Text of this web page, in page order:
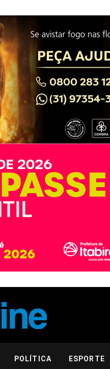
POLÍTICA ESPORTE